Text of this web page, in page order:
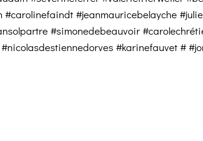
#carolinefaindt #jeanmauricebelayche
#simonedebeauvoir
#karinefauvet #